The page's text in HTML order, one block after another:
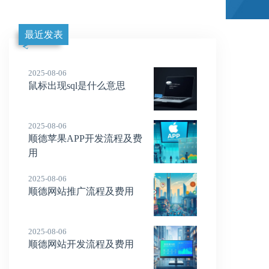
最近发表
2025-08-06
鼠标出现sql是什么意思
2025-08-06
顺德苹果APP开发流程及费
用
2025-08-06
顺德网站推广流程及费用
2025-08-06
顺德网站开发流程及费用